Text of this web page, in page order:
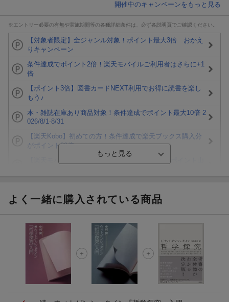
開催中のキャンペーンをもっと見る
※エントリー必要の有無や実施期間等の各種詳細条件は、必ず各説明頁でご確認ください。
【対象者限定】全ジャンル対象！ポイント最大3倍 おかえ
りキャンペーン
条件達成でポイント2倍！楽天モバイルご利用者はさらに+1
倍
【ポイント3倍】図書カードNEXT利用でお得に読書を楽し
もう♪
本・雑誌在庫あり商品対象！条件達成でポイント最大10倍 2
026/8/1-8/31
【楽天Kobo】初めての方！条件達成で楽天ブックス購入分
がポイント20倍
ト山分け
エントリー＆3,000円以上購入で無料データSIM（3GB/月プ
ラン）が当たる！
楽天モバイル紹介キャンペーンの拡散で300円OFFクーポン
よく一緒に購入されている商品